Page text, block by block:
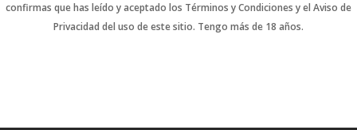
confirmas que has leído y aceptado los Términos y Condiciones y el Aviso de
Privacidad del uso de este sitio. Tengo más de 18 años.